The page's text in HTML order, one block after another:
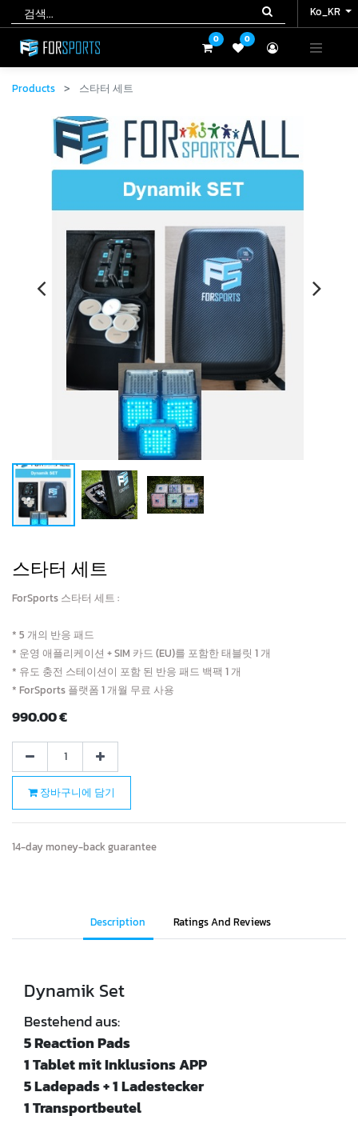
Ko_KR
0 0
Ko_KR
0 0
Products 스타터 세트
스타터 세트
ForSports 스타터 세트 :
* 5 개의 반응 패드
* 운영 애플리케이션 + SIM 카드 (EU)를 포함한 태블릿 1 개
* 유도 충전 스테이션이 포함 된 반응 패드 백팩 1 개
* ForSports 플랫폼 1 개월 무료 사용
990.00€
장바구니에 담기
14-day money-back guarantee
Description Ratings And Reviews
Dynamik Set
Bestehend aus:
5 Reaction Pads
1 Tablet mit Inklusions APP
5 Ladepads + 1 Ladestecker
1 Transportbeutel